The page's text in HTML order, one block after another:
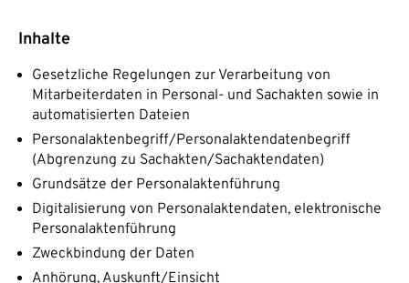
Inhalte
Gesetzliche Regelungen zur Verarbeitung von
Mitarbeiterdaten in Personal- und Sachakten sowie in
automatisierten Dateien
Personalaktenbegriff/Personalaktendatenbegriff
(Abgrenzung zu Sachakten/Sachaktendaten)
Grundsätze der Personalaktenführung
Digitalisierung von Personalaktendaten, elektronische
Personalaktenführung
Zweckbindung der Daten
Anhörung, Auskunft/Einsicht